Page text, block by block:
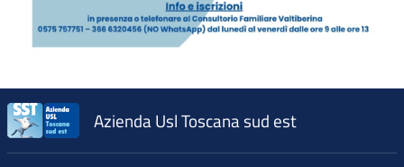
Azienda Usl Toscana sud est